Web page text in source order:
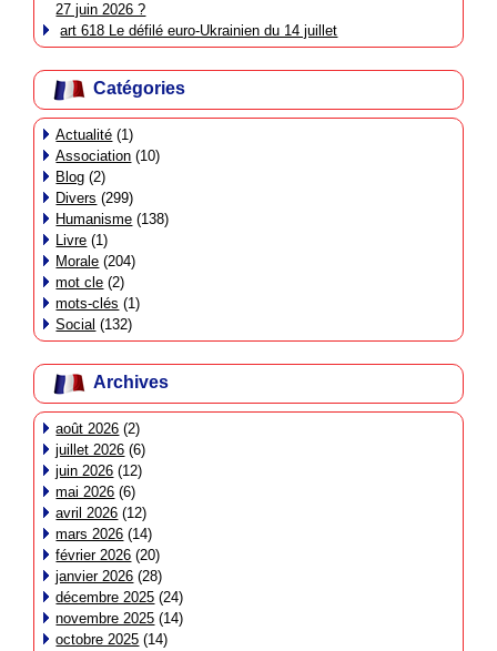
27 juin 2026 ?
art 618 Le défilé euro-Ukrainien du 14 juillet
Catégories
Actualité (1)
Association (10)
Blog (2)
Divers (299)
Humanisme (138)
Livre (1)
Morale (204)
mot cle (2)
mots-clés (1)
Social (132)
Archives
août 2026 (2)
juillet 2026 (6)
juin 2026 (12)
mai 2026 (6)
avril 2026 (12)
mars 2026 (14)
février 2026 (20)
janvier 2026 (28)
décembre 2025 (24)
novembre 2025 (14)
octobre 2025 (14)